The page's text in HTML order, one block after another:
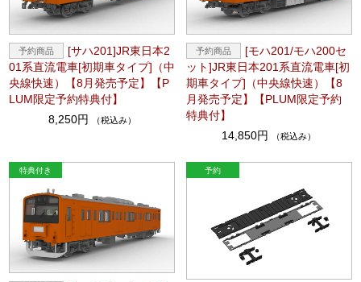
[サハ201]JR東日本2
01系直流電車[初期車タイプ]（中
央線快速）【8月発売予定】【P
LUM限定予約特典付】
8,250円
（税込み）
[モハ201/モハ200セ
ット]JR東日本201系直流電車[初
期車タイプ]（中央線快速）【8
月発売予定】【PLUM限定予約
特典付】
14,850円
（税込み）